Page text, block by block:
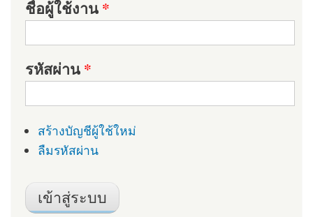
ชื่อผู้ใช้งาน*
รหัสผ่าน*
สร้างบัญชีผู้ใช้ใหม่
ลืมรหัสผ่าน